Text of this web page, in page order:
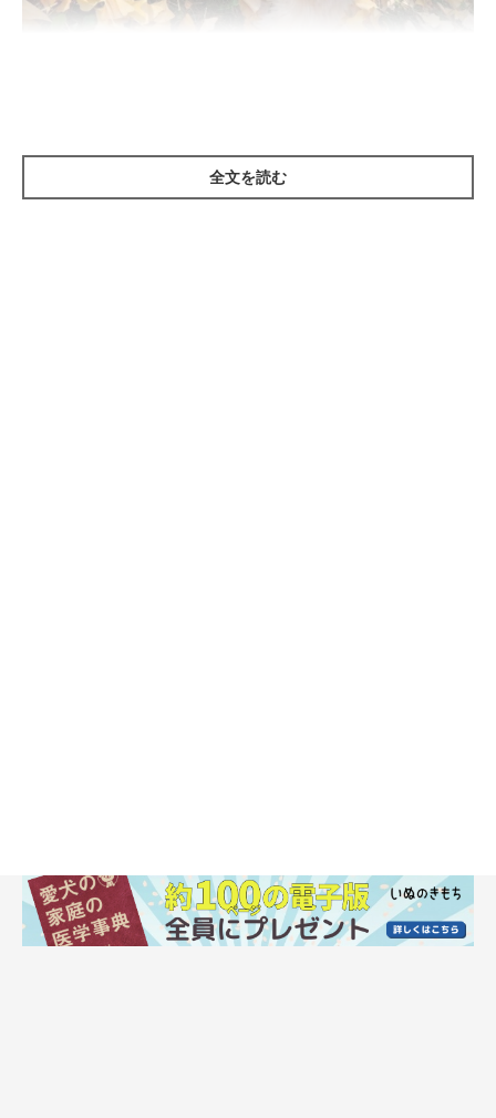
――犬にも冬太りがあると聞きます。犬が冬に太る原因はなんで
全文を読む